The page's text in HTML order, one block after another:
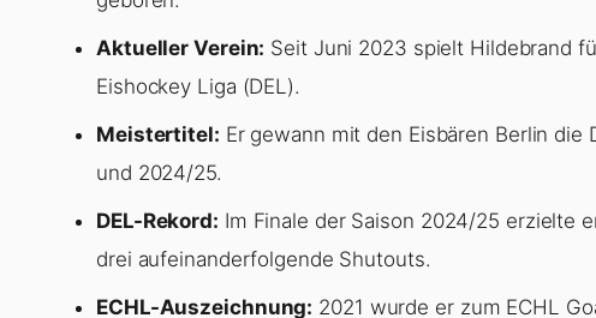
Aktueller Verein: Seit Juni 2023 spielt Hildebrand
Eishockey Liga (DEL).
Meistertitel: Er gewann mit den Eisbären Berlin
und 2024/25.
DEL-Rekord: Im Finale der Saison 2024/25 erzielte
drei aufeinanderfolgende Shutouts.
ECHL-Auszeichnung: 2021 wurde er zum ECHL